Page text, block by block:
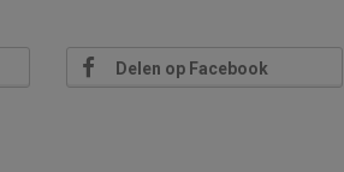
Delen op Facebook